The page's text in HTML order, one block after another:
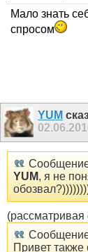
Мало знать
спросом
YUM
YUM, я не
(рассматривая
Привет также